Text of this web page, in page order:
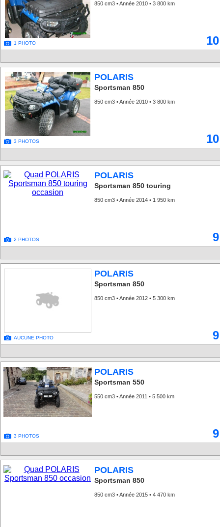
1 PHOTO
850 cm3 • Année 2010 • 3 800 km
3 PHOTOS
POLARIS
Sportsman 850
850 cm3 • Année 2010 • 3 800 km
2 PHOTOS
POLARIS
Sportsman 850 touring
850 cm3 • Année 2014 • 1 950 km
AUCUNE PHOTO
POLARIS
Sportsman 850
850 cm3 • Année 2012 • 5 300 km
3 PHOTOS
POLARIS
Sportsman 550
550 cm3 • Année 2011 • 5 500 km
POLARIS
Sportsman 850
850 cm3 • Année 2015 • 4 470 km